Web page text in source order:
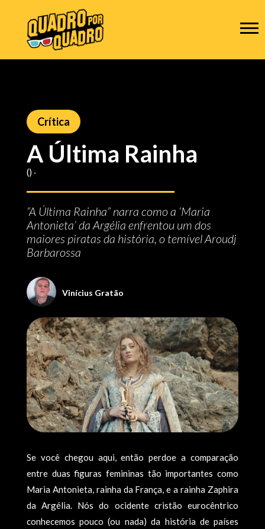
Crítica
A Última Rainha
() ‧
“A Última Rainha” narra como a ‘Maria
Antonieta’ da Argélia enfrentou um dos
maiores piratas da história, o temível Aroudj
Barbarossa
Viní­cius Gratão
Se você chegou aqui, então perdoe a comparação
entre duas figuras femininas tão importantes como
Maria Antonieta, rainha da França, e a rainha Zaphira
da Argélia. Nós do ocidente cristão eurocêntrico
conhecemos pouco (ou nada) da história de países